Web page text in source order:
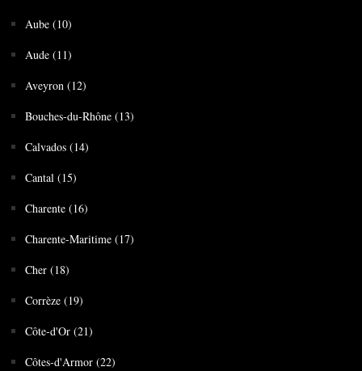
Aube (10)
Aude (11)
Aveyron (12)
Bouches-du-Rhône (13)
Calvados (14)
Cantal (15)
Charente (16)
Charente-Maritime (17)
Cher (18)
Corrèze (19)
Côte-d'Or (21)
Côtes-d'Armor (22)